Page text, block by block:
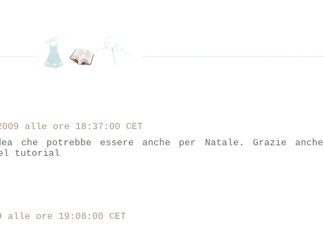
alle ore 18:37:00 CET
che potrebbe essere anche per Natale. Grazie anche
tutorial
alle ore 19:08:00 CET